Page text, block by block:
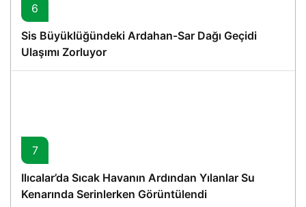
6
Sis Büyüklüğündeki Ardahan-Sar Dağı Geçidi
Ulaşımı Zorluyor
7
Ilıcalar’da Sıcak Havanın Ardından Yılanlar Su
Kenarında Serinlerken Görüntülendi